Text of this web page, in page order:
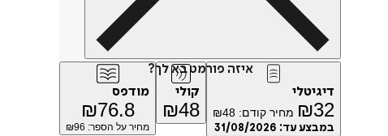
איזה פורמט בא לך?
דיגיטלי
₪32 מחיר קודם: ₪48
במבצע עד: 31/08/2026
קולי
₪48
מודפס
₪76.8
מחיר על הספר: ₪ 96